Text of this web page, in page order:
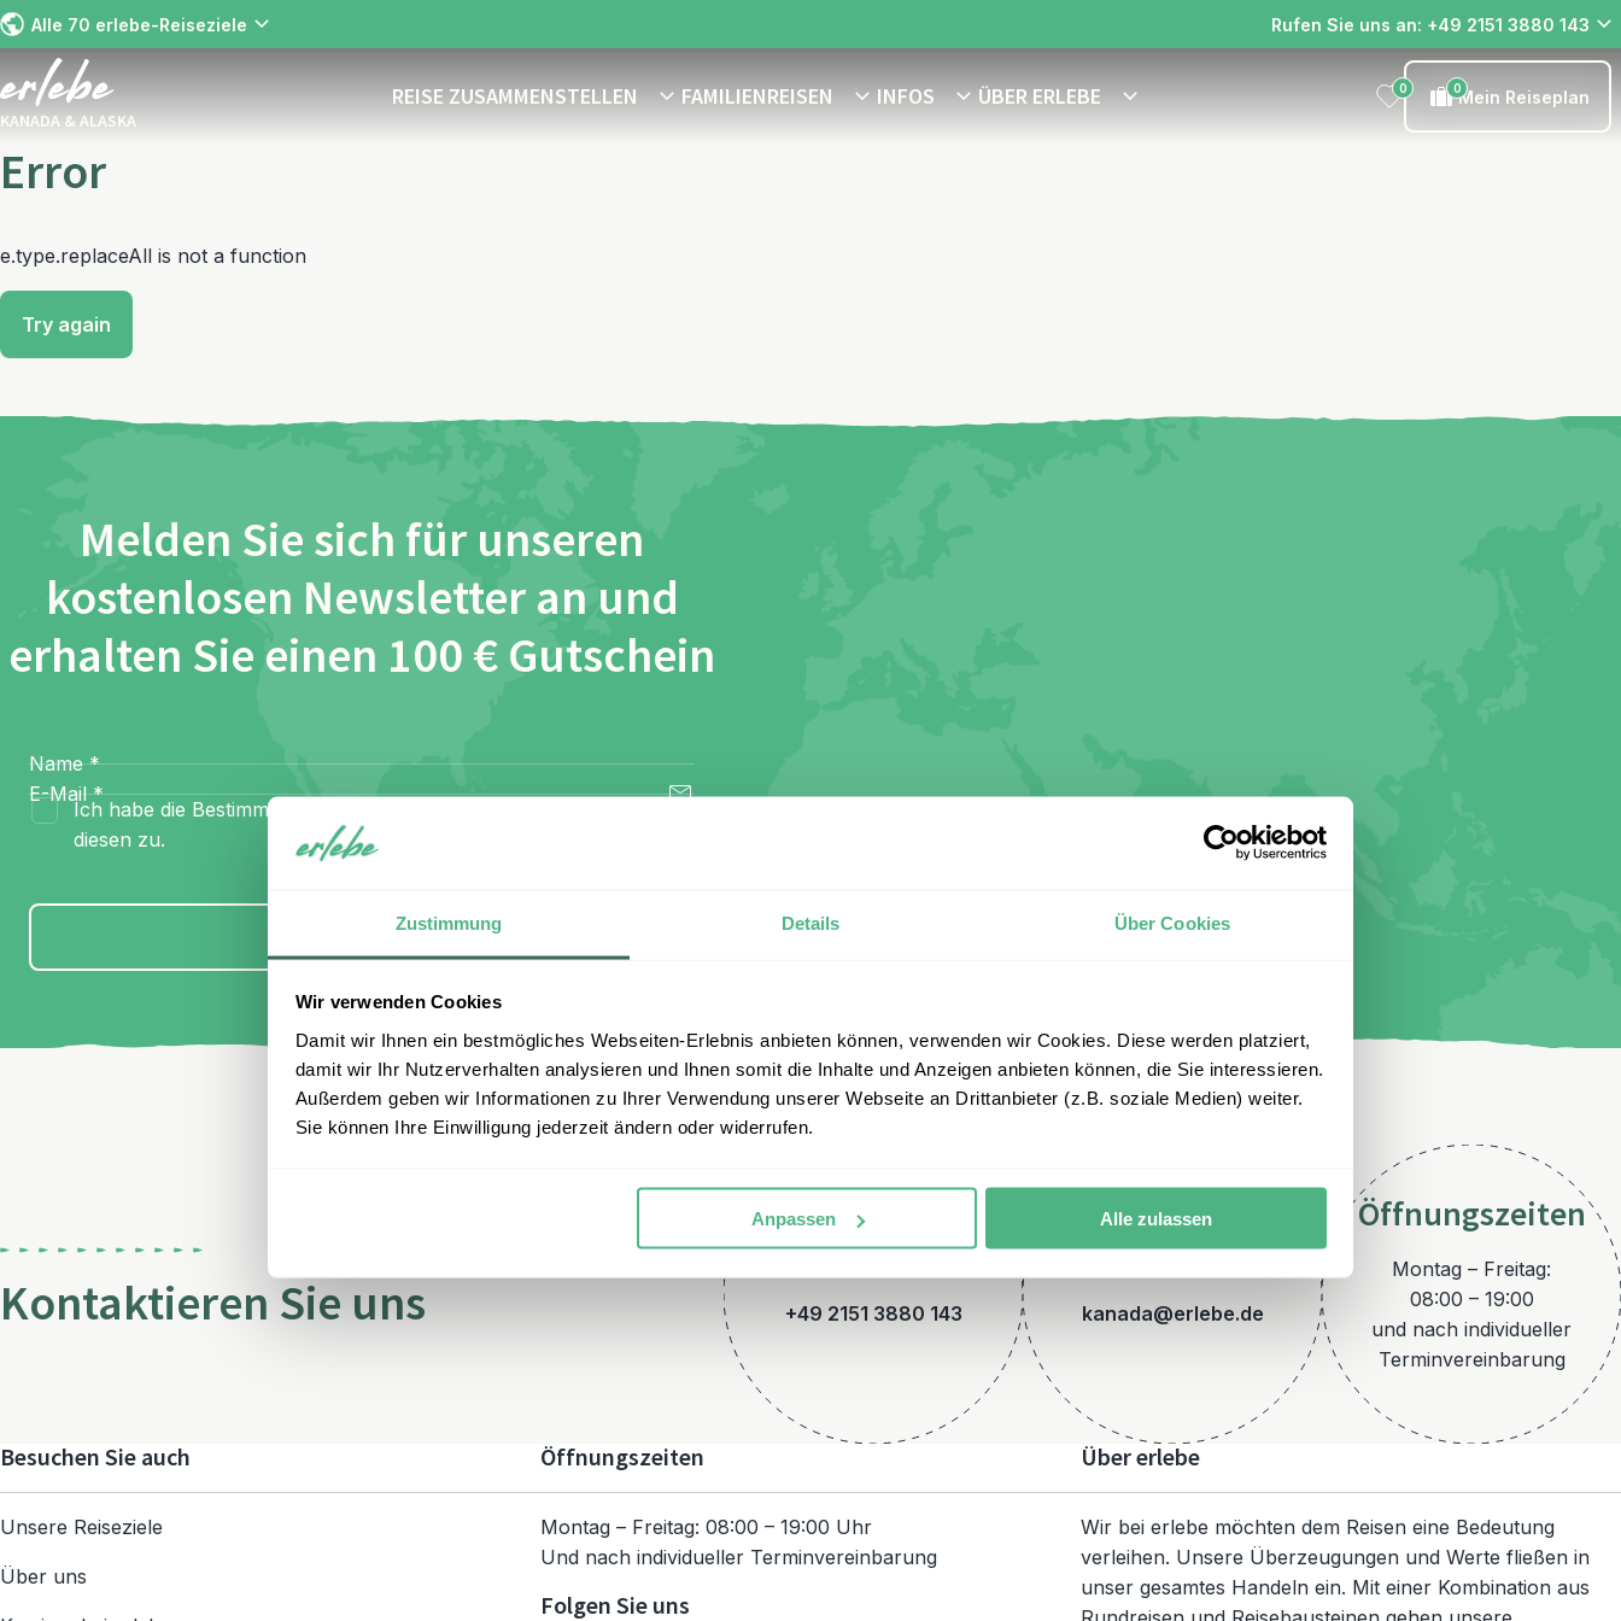
Zustimmung Details Über Cookies
Wir verwenden Cookies
Damit wir Ihnen ein bestmögliches Webseiten-Erlebnis anbieten können, verwenden wir Cookies. Diese werden platziert,
damit wir Ihr Nutzerverhalten analysieren und Ihnen somit die Inhalte und Anzeigen anbieten können, die Sie interessieren.
Außerdem geben wir Informationen zu Ihrer Verwendung unserer Webseite an Drittanbieter (z.B. soziale Medien) weiter.
Sie können Ihre Einwilligung jederzeit ändern oder widerrufen.
Anpassen Alle zulassen
Alle 70 erlebe-Reiseziele Rufen Sie uns an: +49 2151 3880 143
KANADA & ALASKA
REISE ZUSAMMENSTELLEN FAMILIENREISEN INFOS ÜBER ERLEBE 0 0Mein Reiseplan
Error
e.type.replaceAll is not a function
Try again
Melden Sie sich für unseren
kostenlosen Newsletter an und
erhalten Sie einen 100 € Gutschein
Name *
E-Mail *
Ich habe die Bestimmungen zum
diesen zu.
Anmelden
Kontaktieren Sie uns
Telefon
+49 2151 3880 143
E-Mail
kanada@erlebe.de
Öffnungszeiten
Montag – Freitag:
08:00 – 19:00
und nach individueller
Terminvereinbarung
Besuchen Sie auch
Unsere Reiseziele
Über uns
Öffnungszeiten
Montag – Freitag: 08:00 – 19:00 Uhr
Und nach individueller Terminvereinbarung
Folgen Sie uns
Über erlebe
Wir bei erlebe möchten dem Reisen eine Bedeutung
verleihen. Unsere Überzeugungen und Werte fließen in
unser gesamtes Handeln ein. Mit einer Kombination aus